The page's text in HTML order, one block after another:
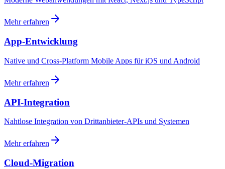
Mehr erfahren
App-Entwicklung
Native und Cross-Platform Mobile Apps für iOS und Android
Mehr erfahren
API-Integration
Nahtlose Integration von Drittanbieter-APIs und Systemen
Mehr erfahren
Cloud-Migration